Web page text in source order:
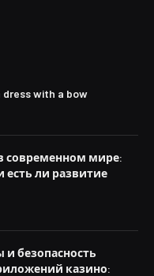
dress with a bow
современном мире:
есть ли развитие
безопасность
казино: